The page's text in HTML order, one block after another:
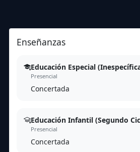
Enseñanzas
Educación Especial
Presencial
Concertada
Educación Infantil (Segundo
Presencial
Concertada